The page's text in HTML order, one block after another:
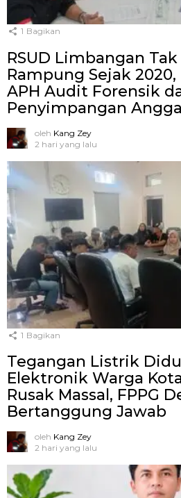
1 Bagikan
RSUD Limbangan
Rampung Sejak 2020,
APH Audit Forensik
Penyimpangan
oleh Kang Zey
2 hari yang lalu
1 Bagikan
Tegangan Listrik
Elektronik Warga
Rusak Massal, FPPG
Bertanggung Jawab
oleh Kang Zey
2 hari yang lalu